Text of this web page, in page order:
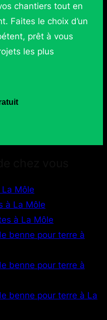
chantiers tout en
Faites le choix d’un
prêt à vous
les plus
Môle
à La Môle
à La Môle
benne pour terre à
benne pour terre à
benne pour terre à La